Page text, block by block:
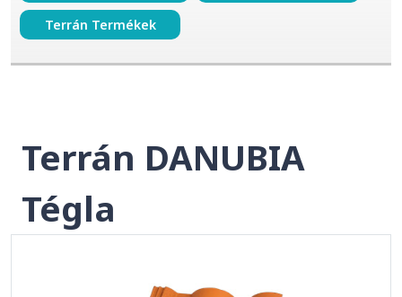
Terrán Termékek
Terrán DANUBIA
Tégla